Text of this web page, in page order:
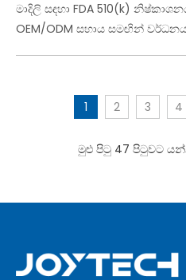
මාදිලි සඳහා FDA 510(k)
OEM/ODM සහාය සමඟින්
1 2 3 4
මුළු පිටු 47 පිටුවට